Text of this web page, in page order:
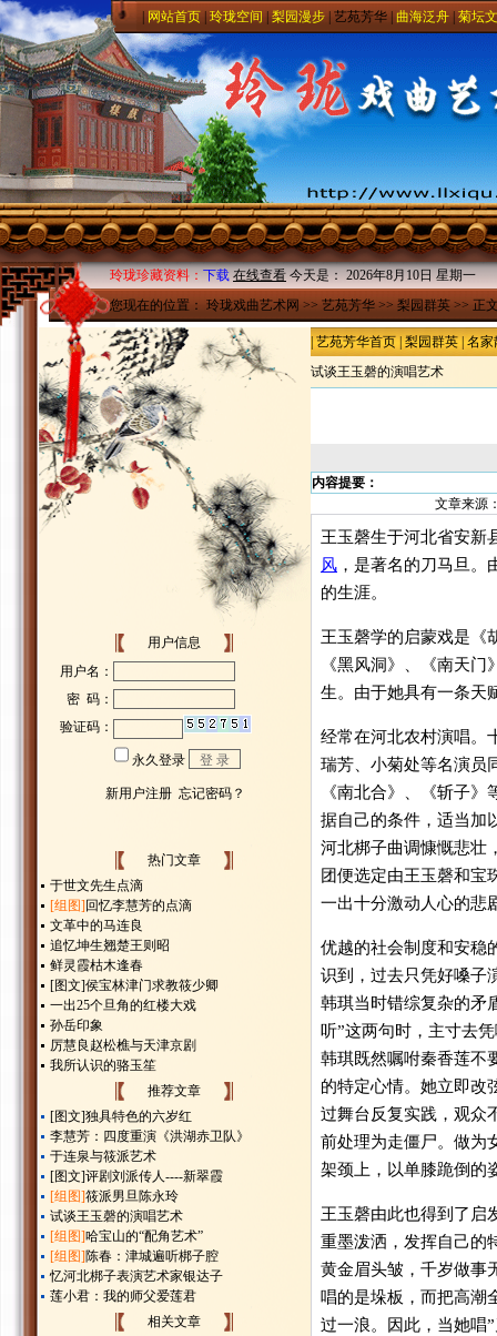
网站首页 玲珑空间 梨园漫步 艺苑芳华 曲海泛舟 菊坛
玲珑珍藏资料：下载 在线查看今天是：2026年8月10日 星期一
您现在的位置：玲珑戏曲艺术网>>艺苑芳华>>梨园群英>> 正
用户信息
热门文章
于世文先生点滴
[组图] 回忆李慧芳的点滴
文革中的马连良
追忆坤生翘楚王则昭
鲜灵霞枯木逢春
[图文]侯宝林津门求教筱少卿
一出25个旦角的红楼大戏
孙岳印象
厉慧良赵松樵与天津京剧
我所认识的骆玉笙
推荐文章
[图文]独具特色的六岁红
李慧芳：四度重演《洪湖赤卫队》
于连泉与筱派艺术
[图文]评剧刘派传人----新翠霞
[组图]筱派男旦陈永玲
试谈王玉磬的演唱艺术
[组图]哈宝山的“配角艺术”
[组图]陈春：津城遍听梆子腔
忆河北梆子表演艺术家银达子
莲小君：我的师父爱莲君
相关文章
艺苑芳华首页 梨园群英 名
试谈王玉磬的演唱艺术
内容提要：
文章来源
王玉磬生于河北省安新
风 ，是著名的刀马旦
的生涯。
王玉磬学的启蒙戏是《
《黑风洞》、《南天
生。由于她具有一条天
经常在河北农村演唱。
瑞芳、小菊处等名演员
《南北合》、《斩子
据自己的条件，适当加
河北梆子曲调慷慨悲壮
团便选定由王玉磬和宝
一出十分激动人心的悲
优越的社会制度和安稳
识到，过去只凭好嗓子
韩琪当时错综复杂的矛
听”这两句时，主寸去
韩琪既然嘱咐秦香莲不
的特定心情。她立即改
过舞台反复实践，观众
前处理为走僵尸。做为
架颈上，以单膝跪倒的
王玉磬由此也得到了启
重墨泼洒，发挥自己的
黄金眉头皱，千岁做事
唱的是垛板，而把高潮
过一浪。因此，当她唱